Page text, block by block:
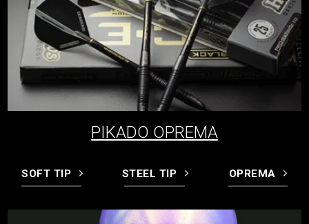
PIKADO OPREMA
SOFT TIP STEEL TIP OPREMA